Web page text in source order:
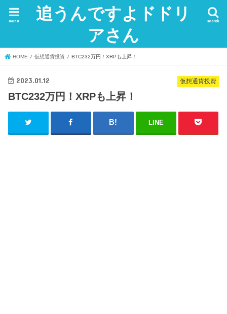
追うんですよドドリ
アさん
search
menu
HOME 仮想通貨投資 BTC232万円！XRPも上昇！
仮想通貨投資
2023.01.12
BTC232万円！XRPも上昇！
LINE